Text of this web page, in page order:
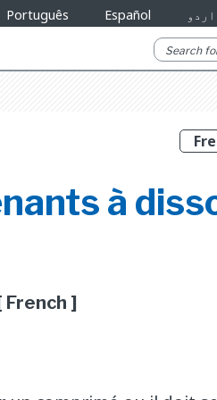
Português Español اردو
à
French ]